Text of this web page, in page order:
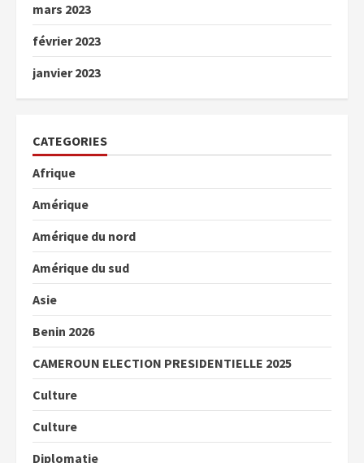
mars 2023
février 2023
janvier 2023
CATEGORIES
Afrique
Amérique
Amérique du nord
Amérique du sud
Asie
Benin 2026
CAMEROUN ELECTION PRESIDENTIELLE 2025
Culture
Culture
Diplomatie